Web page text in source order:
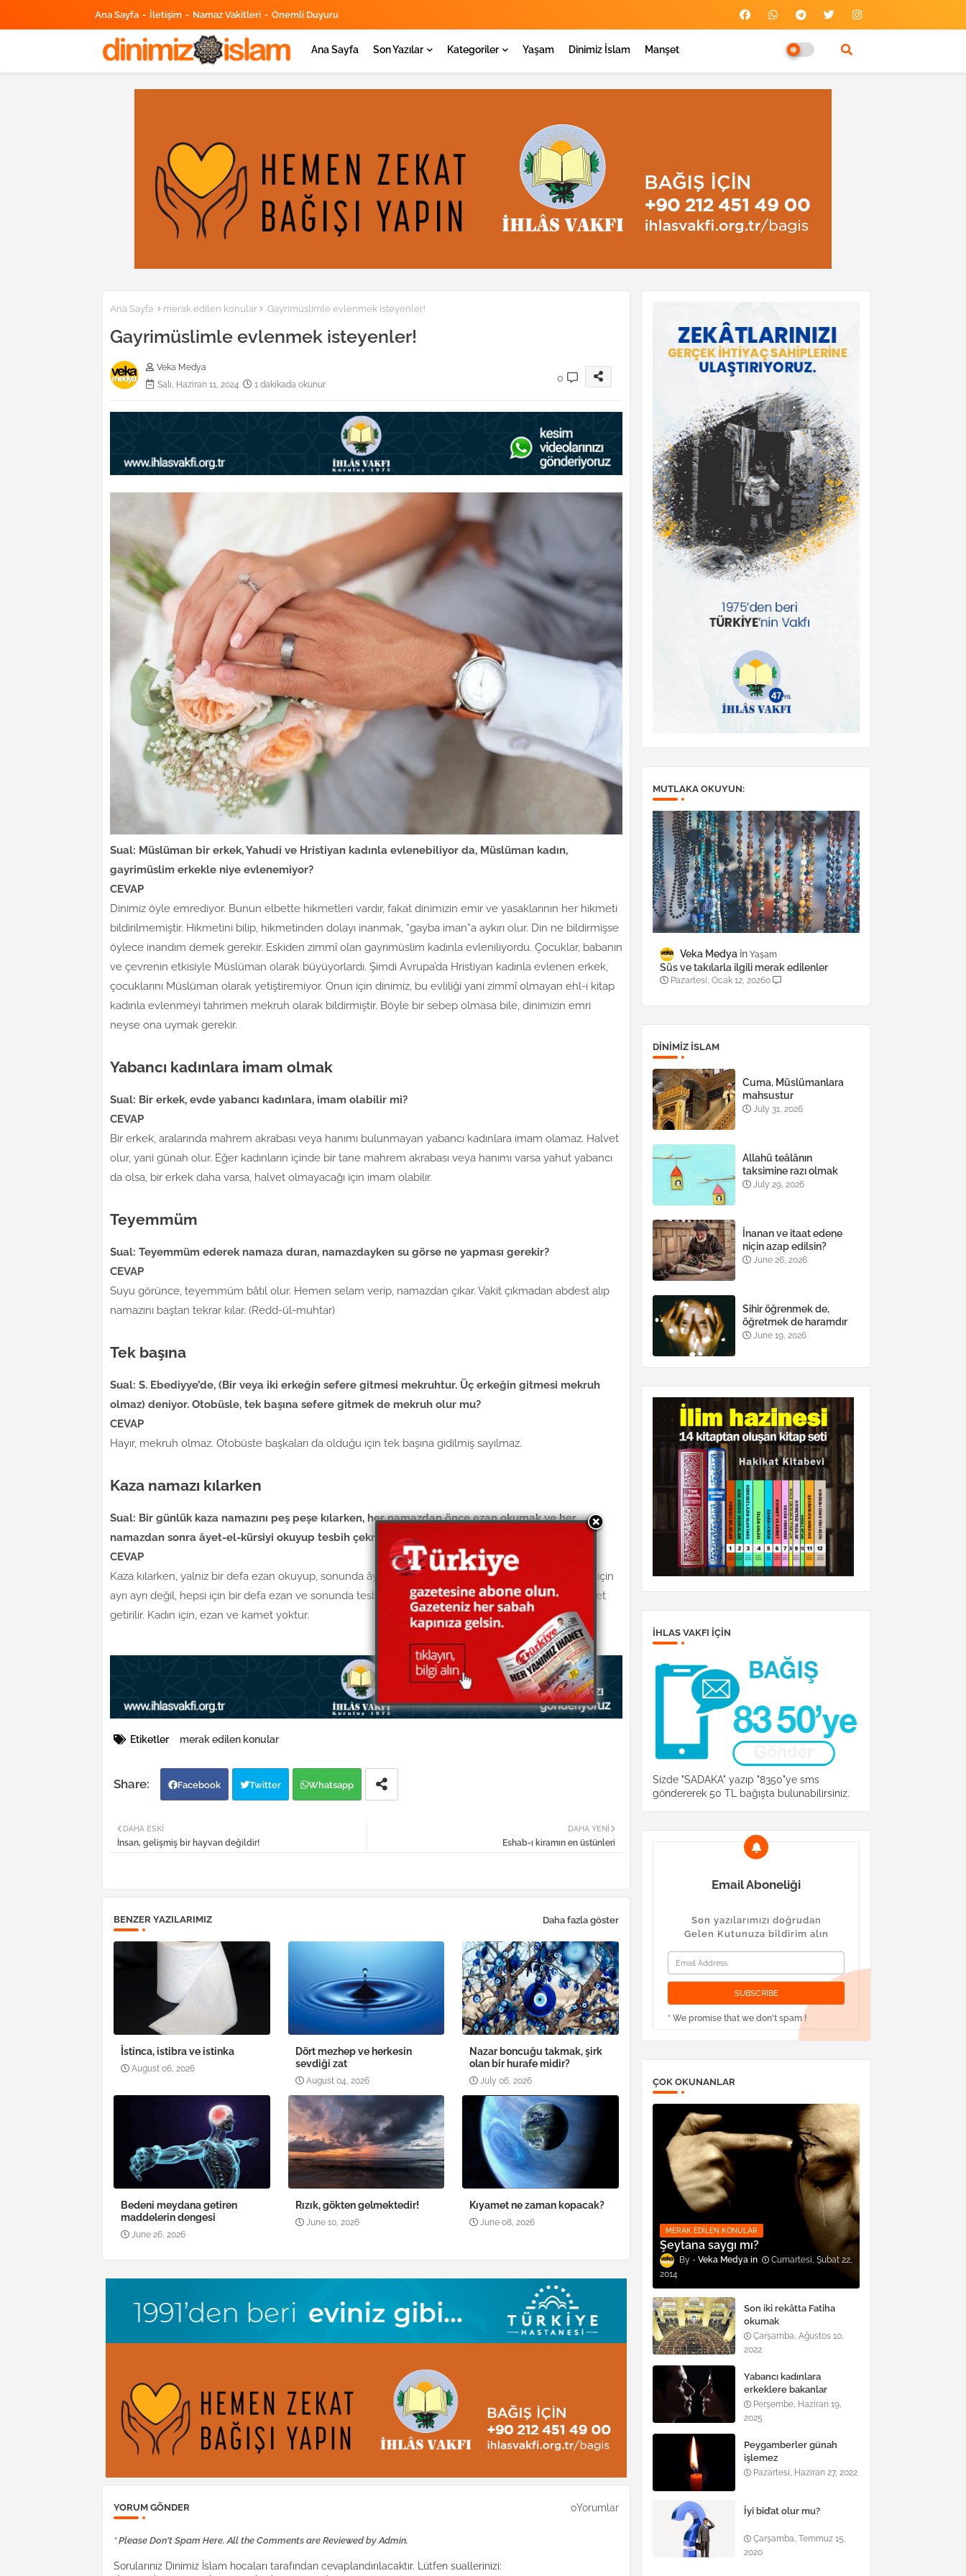
Ana Sayfa İletişim Namaz Vakitleri Önemli Duyuru
Ana Sayfa Son Yazılar Kategoriler Yaşam Dinimiz İslam Manşet
Ana Sayfa merak edilen konular Gayrimüslimle evlenmek isteyenler!
Gayrimüslimle evlenmek isteyenler!
Veka Medya
Salı, Haziran 11, 2024
1 dakikada okunur
0
Sual: Müslüman bir erkek, Yahudi ve Hristiyan kadınla evlenebiliyor da, Müslüman kadın,
gayrimüslim erkekle niye evlenemiyor?
CEVAP
Dinimiz öyle emrediyor. Bunun elbette hikmetleri vardır, fakat dinimizin emir ve yasaklarının her hikmeti
bildirilmemiştir. Hikmetini bilip, hikmetinden dolayı inanmak, “gayba iman”a aykırı olur. Din ne bildirmişse
öylece inandım demek gerekir. Eskiden zimmî olan gayrimüslim kadınla evleniliyordu. Çocuklar, babanın
ve çevrenin etkisiyle Müslüman olarak büyüyorlardı. Şimdi Avrupa’da Hristiyan kadınla evlenen erkek,
çocuklarını Müslüman olarak yetiştiremiyor. Onun için dinimiz, bu evliliği yani zimmî olmayan ehl-i kitap
kadınla evlenmeyi tahrimen mekruh olarak bildirmiştir. Böyle bir sebep olmasa bile, dinimizin emri
neyse ona uymak gerekir.
Yabancı kadınlara imam olmak
Sual: Bir erkek, evde yabancı kadınlara, imam olabilir mi?
CEVAP
Bir erkek, aralarında mahrem akrabası veya hanımı bulunmayan yabancı kadınlara imam olamaz. Halvet
olur, yani günah olur. Eğer kadınların içinde bir tane mahrem akrabası veya hanımı varsa yahut yabancı
da olsa, bir erkek daha varsa, halvet olmayacağı için imam olabilir.
Teyemmüm
Sual: Teyemmüm ederek namaza duran, namazdayken su görse ne yapması gerekir?
CEVAP
Suyu görünce, teyemmüm bâtıl olur. Hemen selam verip, namazdan çıkar. Vakit çıkmadan abdest alıp
namazını baştan tekrar kılar. (Redd-ül-muhtar)
Tek başına
Sual: S. Ebediyye’de, (Bir veya iki erkeğin sefere gitmesi mekruhtur. Üç erkeğin gitmesi mekruh
olmaz) deniyor. Otobüsle, tek başına sefere gitmek de mekruh olur mu?
CEVAP
Hayır, mekruh olmaz. Otobüste başkaları da olduğu için tek başına gidilmiş sayılmaz.
Kaza namazı kılarken
Sual: Bir günlük kaza namazını peş peşe kılarken, her namazdan önce ezan okumak ve her
namazdan sonra âyet-el-kürsiyi okuyup tesbih çekmek gerekir mi?
CEVAP
Kaza kılarken, yalnız bir defa ezan okuyup, sonunda âyet-el-kürsîyi okumak kâfidir. Yani, her namaz için
ayrı ayrı değil, hepsi için bir defa ezan ve sonunda tesbih çekmek kifayet eder. Her namaz için, kamet
getirilir. Kadın için, ezan ve kamet yoktur.
Etiketler merak edilen konular
Facebook Twitter Whatsapp
DAHA YENI
Eshab-ı kiramın en üstünleri
DAHA ESKI
İnsan, gelişmiş bir hayvan değildir!
BENZER YAZILARIMIZ Daha fazla göster
İstinca, istibra ve istinka
August 06, 2026
Dört mezhep ve herkesin
sevdiği zat
August 04, 2026
Nazar boncuğu takmak, şirk
olan bir hurafe midir?
July 06, 2026
Bedeni meydana getiren
maddelerin dengesi
June 26, 2026
Rızık, gökten gelmektedir!
June 10, 2026
Kıyamet ne zaman kopacak?
June 08, 2026
YORUM GÖNDER 0Yorumlar
* Please Don't Spam Here. All the Comments are Reviewed by Admin.
Sorularınız Dinimiz İslam hocaları tarafından cevaplandırılacaktır. Lütfen suallerinizi:
MUTLAKA OKUYUN:
Veka Medya Yaşam
Süs ve takılarla ilgili merak edilenler
Pazartesi, Ocak 12, 20260
DINIMIZ ISLAM
Cuma, Müslümanlara
mahsustur
July 31, 2026
Allahü teâlânın
taksimine razı olmak
July 29, 2026
İnanan ve itaat edene
niçin azap edilsin?
June 26, 2026
Sihir öğrenmek de,
öğretmek de haramdır
June 19, 2026
İHLAS VAKFI IÇIN
Sizde "SADAKA" yazıp "8350"ye sms
göndererek 50 TL bağışta bulunabilirsiniz.
Email Aboneliği
Son yazılarımızı doğrudan
Gelen Kutunuza bildirim alın
* We promise that we don't spam !
ÇOK OKUNANLAR
MERAK EDILEN KONULAR
Şeytana saygı mı?
Veka Medya
Cumartesi, Şubat 22,
2014
Son iki rekâtta Fatiha
okumak
Çarşamba, Ağustos 10,
2022
Yabancı kadınlara
erkeklere bakanlar
Perşembe, Haziran 19,
2025
Peygamberler günah
işlemez
Pazartesi, Haziran 27, 2022
İyi bid’at olur mu?
Çarşamba, Temmuz 15,
2020